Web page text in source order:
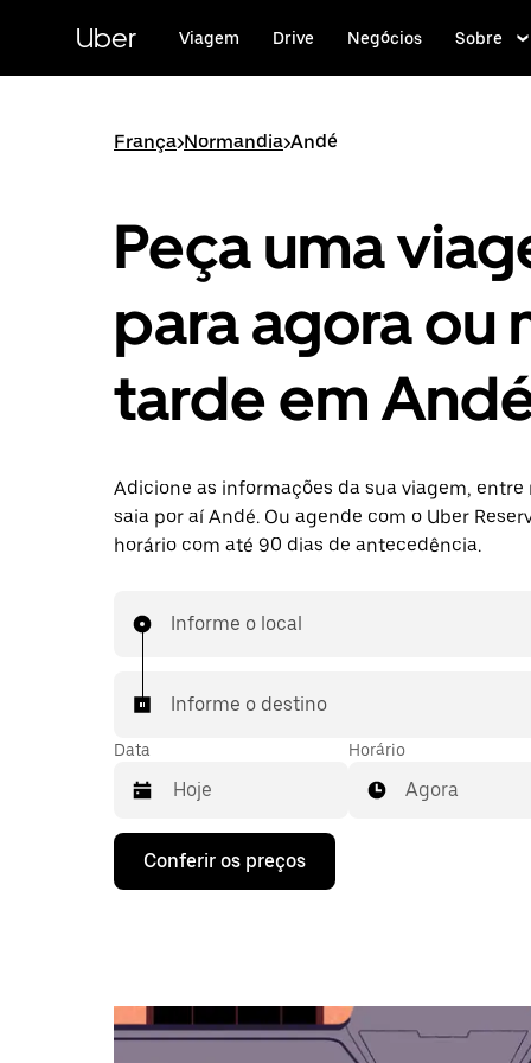
conteúdo
Uber Viagem Drive Negócios Sobre
França>Normandia>Andé
Peça uma
para agora ou
tarde em
Adicione as informações da sua viagem, entre
saia por aí Andé. Ou agende com o Uber
horário com até 90 dias de antecedência.
Informe o local
Informe o destino
Data
Pressione
seta
o
calendário
Horário
Agora
Conferir os preços